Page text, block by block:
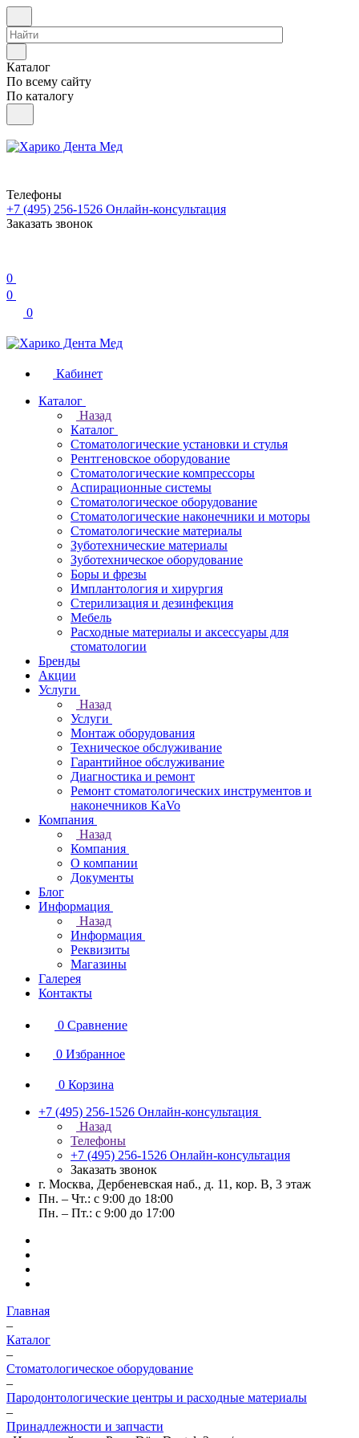
Каталог
По всему сайту
По каталогу
Телефоны
+7 (495) 256-1526 Онлайн-консультация
Заказать звонок
0
0
0
Кабинет
Каталог
Назад
Каталог
Стоматологические установки и стулья
Рентгеновское оборудование
Стоматологические компрессоры
Аспирационные системы
Стоматологическое оборудование
Стоматологические наконечники и моторы
Стоматологические материалы
Зуботехнические материалы
Зуботехническое оборудование
Боры и фрезы
Имплантология и хирургия
Стерилизация и дезинфекция
Мебель
Расходные материалы и аксессуары для
стоматологии
Бренды
Акции
Услуги
Назад
Услуги
Монтаж оборудования
Техническое обслуживание
Гарантийное обслуживание
Диагностика и ремонт
Ремонт стоматологических инструментов и
наконечников KaVo
Компания
Назад
Компания
О компании
Документы
Блог
Информация
Назад
Информация
Реквизиты
Магазины
Галерея
Контакты
0 Сравнение
0 Избранное
0 Корзина
+7 (495) 256-1526 Онлайн-консультация
Назад
Телефоны
+7 (495) 256-1526 Онлайн-консультация
Заказать звонок
г. Москва, Дербеневская наб., д. 11, кор. В, 3 этаж
Пн. – Чт.: с 9:00 до 18:00
Пн. – Пт.: с 9:00 до 17:00
Главная
–
Каталог
–
Стоматологическое оборудование
–
Пародонтологические центры и расходные материалы
–
Принадлежности и запчасти